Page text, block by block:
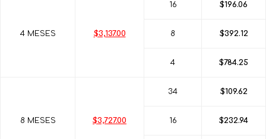
4 MESES $3,137.00
16 $196.06
8 $392.12
4 $784.25
8 MESES $3,727.00
34 $109.62
16 $232.94